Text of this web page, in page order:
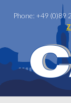
Phone: +49 (0)89